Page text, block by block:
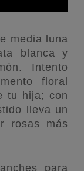
media luna
blanca y
Intento
floral
tu hija; con
lleva un
rosas más
para